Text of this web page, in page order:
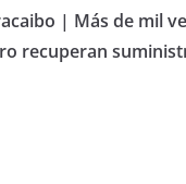
| Más de mil
recuperan